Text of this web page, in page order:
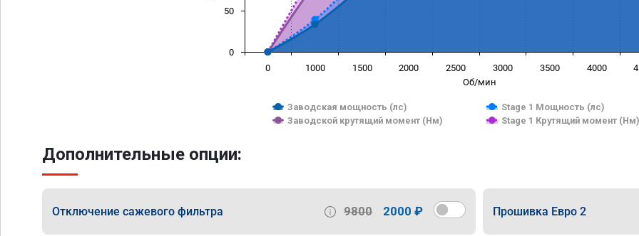
Об/мин
Заводская мощность (лс)
Stage 1 Мощность (лс)
Заводской крутящий момент (Нм)
Stage 1 Крутящий момент (Нм)
0 1000 1500 2000 2500 3000 3500 4000
0
50
Дополнительные опции:
Отключение сажевого фильтра 9800 2000 ₽ Прошивка Евро 2